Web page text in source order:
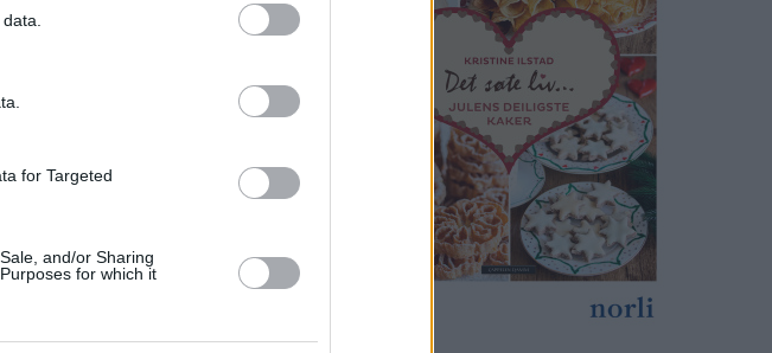
for Targeted
and/or Sharing
for which it